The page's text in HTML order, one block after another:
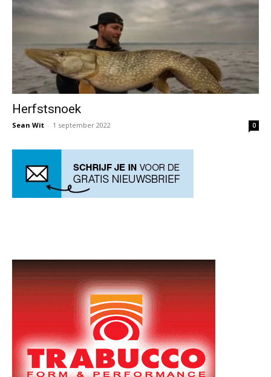
Herfstsnoek
Sean Wit - 1 september 2022 0